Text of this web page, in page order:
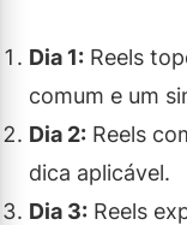
Dia 1: Reels
comum e um
Dia 2: Reels
dica aplicável.
Dia 3: Reels